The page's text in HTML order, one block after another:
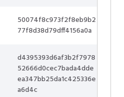
50074f8c973f2f8eb9b2
77f8d38d79dff4156a0a
d4395393d6af3b2f7978
52666d0cec7bada4dde
ea347bb25da1c425336e
a6d4c